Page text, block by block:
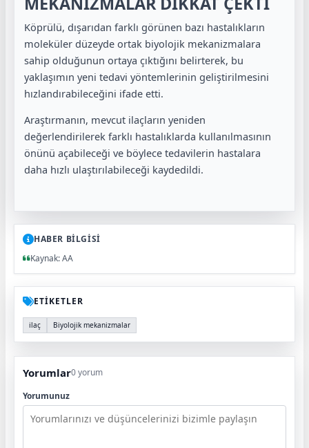
Köprülü, dışarıdan farklı görünen bazı hastalıkların
moleküler düzeyde ortak biyolojik mekanizmalara
sahip olduğunun ortaya çıktığını belirterek, bu
yaklaşımın yeni tedavi yöntemlerinin geliştirilmesini
hızlandırabileceğini ifade etti.
Araştırmanın, mevcut ilaçların yeniden
değerlendirilerek farklı hastalıklarda kullanılmasının
önünü açabileceği ve böylece tedavilerin hastalara
daha hızlı ulaştırılabileceği kaydedildi.
HABER BİLGİSİ
Kaynak: AA
ETİKETLER
ilaç Biyolojik mekanizmalar
Yorumlar0 yorum
Yorumunuz